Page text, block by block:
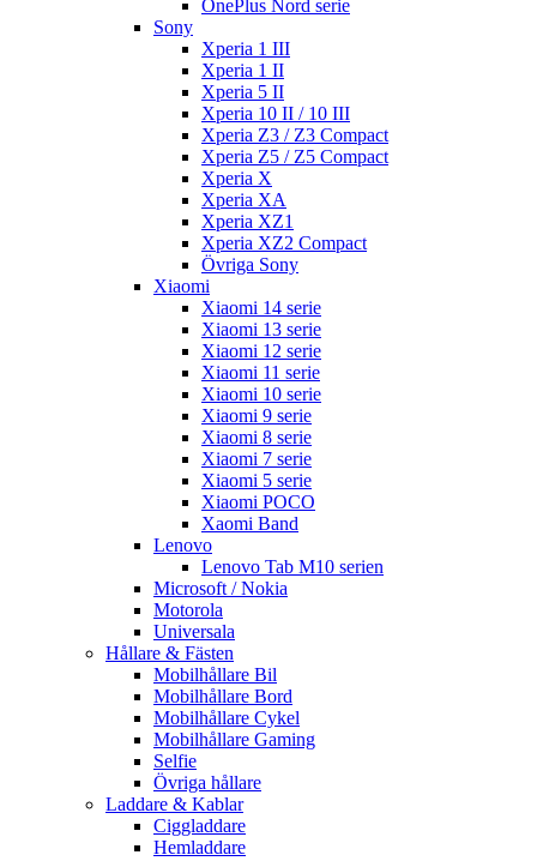
OnePlus Nord serie
Sony
Xperia 1 III
Xperia 1 II
Xperia 5 II
Xperia 10 II / 10 III
Xperia Z3 / Z3 Compact
Xperia Z5 / Z5 Compact
Xperia X
Xperia XA
Xperia XZ1
Xperia XZ2 Compact
Övriga Sony
Xiaomi
Xiaomi 14 serie
Xiaomi 13 serie
Xiaomi 12 serie
Xiaomi 11 serie
Xiaomi 10 serie
Xiaomi 9 serie
Xiaomi 8 serie
Xiaomi 7 serie
Xiaomi 5 serie
Xiaomi POCO
Xaomi Band
Lenovo
Lenovo Tab M10 serien
Microsoft / Nokia
Motorola
Universala
Hållare & Fästen
Mobilhållare Bil
Mobilhållare Bord
Mobilhållare Cykel
Mobilhållare Gaming
Selfie
Övriga hållare
Laddare & Kablar
Ciggladdare
Hemladdare